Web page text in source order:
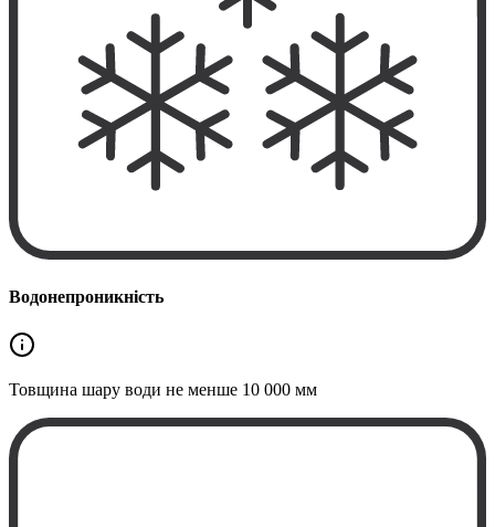
Водонепроникність
Товщина шару води не менше 10 000 мм